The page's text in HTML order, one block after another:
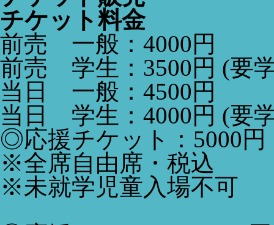
チケット料金
前売 一般：4000円
前売 学生：3500円 (要
当日 一般：4500円
当日 学生：4000円 (要
◎応援チケット：5000円
※全席自由席・税込
※未就学児童入場不可